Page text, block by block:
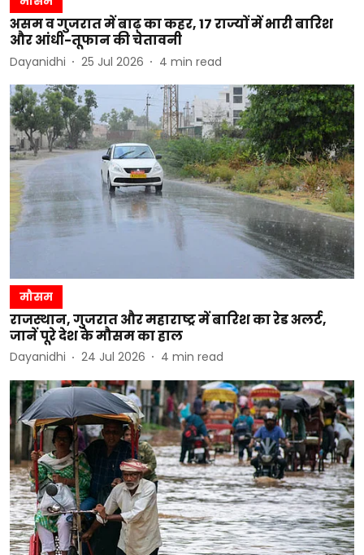
असम व गुजरात में बाढ़ का कहर, 17 राज्यों में भारी बारिश
और आंधी-तूफान की चेतावनी
Dayanidhi 25 Jul 2026 4 min read
मौसम
राजस्थान, गुजरात और महाराष्ट्र में बारिश का रेड अलर्ट,
जानें पूरे देश के मौसम का हाल
Dayanidhi 24 Jul 2026 4 min read